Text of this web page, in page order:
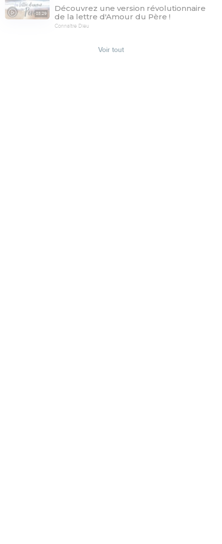
03:29
Découvrez une version révolutionnaire
de la lettre d'Amour du Père !
Connaître Dieu
Voir tout